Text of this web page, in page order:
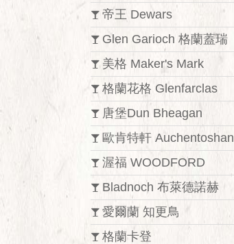
帝王 Dewars
Glen Garioch 格蘭蓋瑞
美格 Maker's Mark
格蘭花格 Glenfarclas
唐堡Dun Bheagan
歐肯特軒 Auchentoshan
渥福 WOODFORD
Bladnoch 布萊德諾赫
愛爾蘭 知更鳥
格蘭卡登